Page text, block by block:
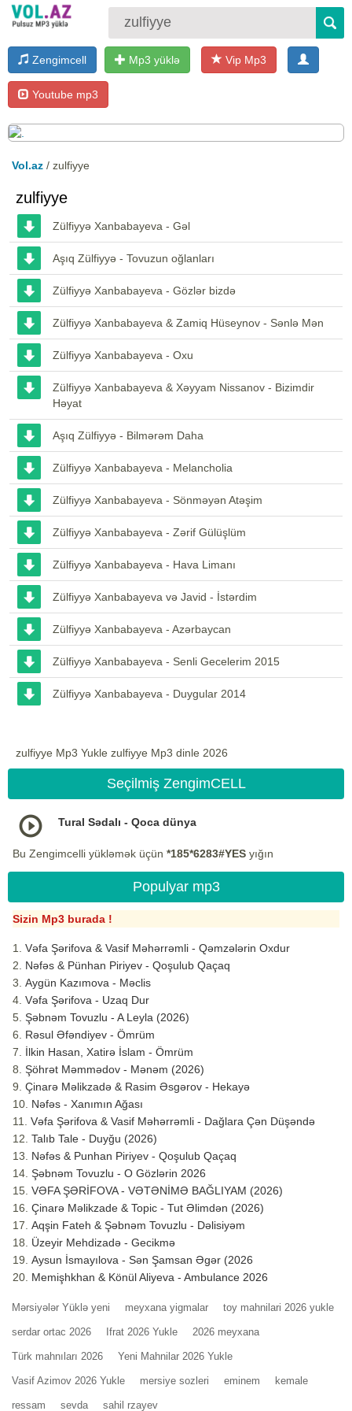
Zengimcell Mp3 yüklə Vip Mp3
Youtube mp3
Vol.az / zulfiyye
zulfiyye
Zülfiyyə Xanbabayeva - Gəl
Aşıq Zülfiyyə - Tovuzun oğlanları
Zülfiyyə Xanbabayeva - Gözlər bizdə
Zülfiyyə Xanbabayeva & Zamiq Hüseynov - Sənlə Mən
Zülfiyyə Xanbabayeva - Oxu
Zülfiyyə Xanbabayeva & Xəyyam Nissanov - Bizimdir
Həyat
Aşıq Zülfiyyə - Bilmərəm Daha
Zülfiyyə Xanbabayeva - Melancholia
Zülfiyyə Xanbabayeva - Sönməyən Atəşim
Zülfiyyə Xanbabayeva - Zərif Gülüşlüm
Zülfiyyə Xanbabayeva - Hava Limanı
Zülfiyyə Xanbabayeva və Javid - İstərdim
Zülfiyyə Xanbabayeva - Azərbaycan
Zülfiyyə Xanbabayeva - Senli Gecelerim 2015
Zülfiyyə Xanbabayeva - Duygular 2014
zulfiyye Mp3 Yukle zulfiyye Mp3 dinle 2026
Seçilmiş ZengimCELL
Tural Sədalı - Qoca dünya
Bu Zengimcelli yükləmək üçün *185*6283#YES yığın
Populyar mp3
Sizin Mp3 burada !
Vəfa Şərifova & Vasif Məhərrəmli - Qəmzələrin Oxdur
Nəfəs & Pünhan Piriyev - Qoşulub Qaçaq
Aygün Kazımova - Məclis
Vəfa Şərifova - Uzaq Dur
Şəbnəm Tovuzlu - A Leyla (2026)
Rəsul Əfəndiyev - Ömrüm
İlkin Hasan, Xatirə İslam - Ömrüm
Şöhrət Məmmədov - Mənəm (2026)
Çinarə Məlikzadə & Rasim Əsgərov - Hekayə
Nəfəs - Xanımın Ağası
Vəfa Şərifova & Vasif Məhərrəmli - Dağlara Çən Düşəndə
Talıb Tale - Duyğu (2026)
Nəfəs & Punhan Piriyev - Qoşulub Qaçaq
Şəbnəm Tovuzlu - O Gözlərin 2026
VƏFA ŞƏRİFOVA - VƏTƏNİMƏ BAĞLIYAM (2026)
Çinarə Məlikzade & Topic - Tut Əlimdən (2026)
Aqşin Fateh & Şəbnəm Tovuzlu - Dəlisiyəm
Üzeyir Mehdizadə - Gecikmə
Aysun İsmayılova - Sən Şamsan Əgər (2026
Memişhkhan & Könül Aliyeva - Ambulance 2026
Mərsiyələr Yüklə yeni meyxana yigmalar toy mahnilari 2026 yukle
serdar ortac 2026 Ifrat 2026 Yukle 2026 meyxana
Türk mahnıları 2026 Yeni Mahnilar 2026 Yukle
Vasif Azimov 2026 Yukle mersiye sozleri eminem kemale
ressam sevda sahil rzayev